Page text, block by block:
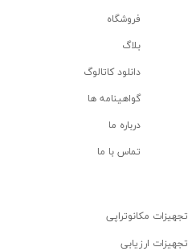
فروشگاه
بلاگ
دانلود کاتالوگ
گواهینامه ها
درباره ما
تماس با ما
تجهیزات مکانوتراپی
تجهیزات ارزیابی